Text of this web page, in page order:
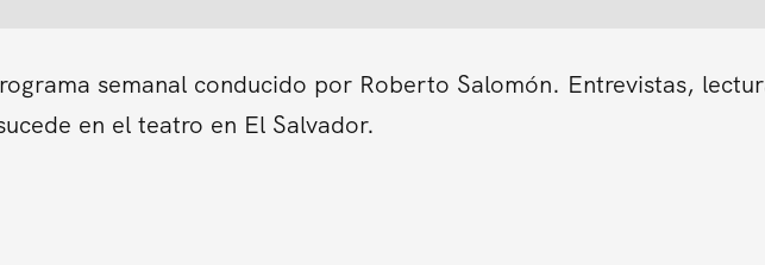
semanal conducido por Roberto Salomón. Entrevistas,
en el teatro en El Salvador.